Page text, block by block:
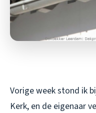
Vorige week stond ik
Kerk, en de eigenaar